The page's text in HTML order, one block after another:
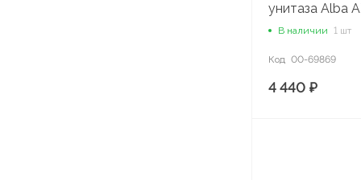
унитаза Alba
В наличии 1 шт
Код 00-69869
4 440 ₽